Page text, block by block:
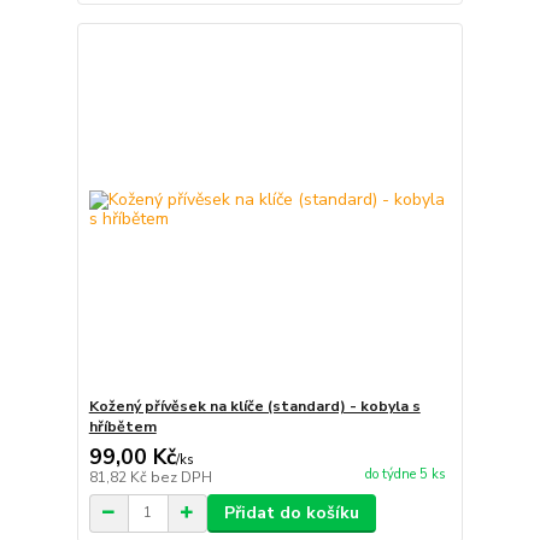
Kožený přívěsek na klíče (standard) - kobyla s
hříbětem
99,00 Kč/ks
81,82 Kč bez DPH do týdne 5 ks
Přidat do košíku